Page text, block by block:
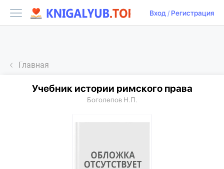
Вход/ Регистрация
Главная
Учебник истории римского права
Боголепов Н.П.